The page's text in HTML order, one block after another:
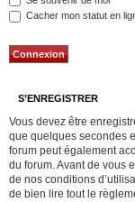
Cacher mon statut en
S’ENREGISTRER
Vous devez être
que quelques secondes
forum peut également
du forum. Avant de vous
de nos conditions
de bien lire tout le